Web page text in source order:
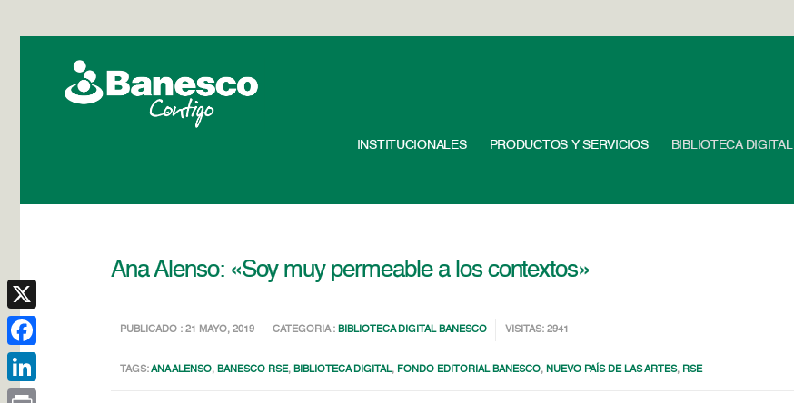
INSTITUCIONALES PRODUCTOS Y SERVICIOS BIBLIOTECA DIGITAL
Ana Alenso: «Soy muy permeable a los contextos»
PUBLICADO : 21 MAYO, 2019 CATEGORIA : BIBLIOTECA DIGITAL BANESCO VISITAS: 2941
TAGS:ANA ALENSO, BANESCO RSE, BIBLIOTECA DIGITAL, FONDO EDITORIAL BANESCO, NUEVO PAÍS DE LAS ARTES, RSE
X
Facebook
LinkedIn